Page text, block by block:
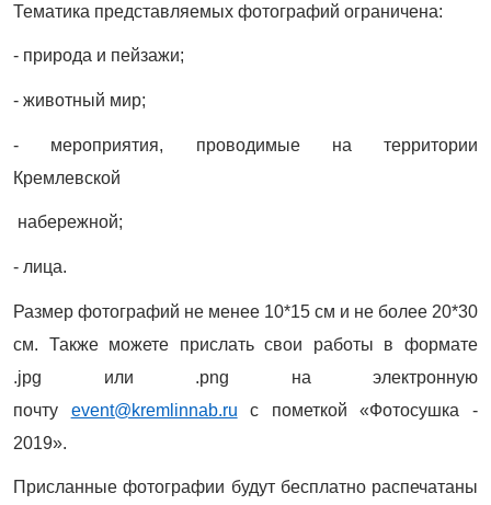
Тематика представляемых фотографий ограничена:
- природа и пейзажи;
- животный мир;
- мероприятия, проводимые на территории
Кремлевской
набережной;
- лица.
Размер фотографий не менее 10*15 см и не более 20*30
см. Также можете прислать свои работы в формате
.jpg или .png на электронную
почту event@kremlinnab.ru с пометкой «Фотосушка -
2019».
Присланные фотографии будут бесплатно распечатаны